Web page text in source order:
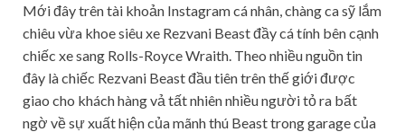
Mới đây trên tài khoản Instagram cá nhân, chàng ca sỹ lắm
chiêu vừa khoe siêu xe Rezvani Beast đầy cá tính bên cạnh
chiếc xe sang Rolls-Royce Wraith. Theo nhiều nguồn tin
đây là chiếc Rezvani Beast đầu tiên trên thế giới được
giao cho khách hàng vả tất nhiên nhiều người tỏ ra bất
ngờ về sự xuất hiện của mãnh thú Beast trong garage của